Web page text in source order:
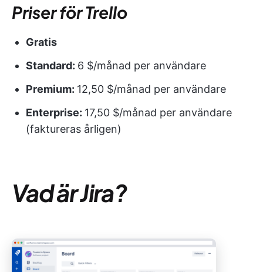
Priser för Trello
Gratis
Standard: 6 $/månad per användare
Premium: 12,50 $/månad per användare
Enterprise: 17,50 $/månad per användare
(faktureras årligen)
Vad är Jira?